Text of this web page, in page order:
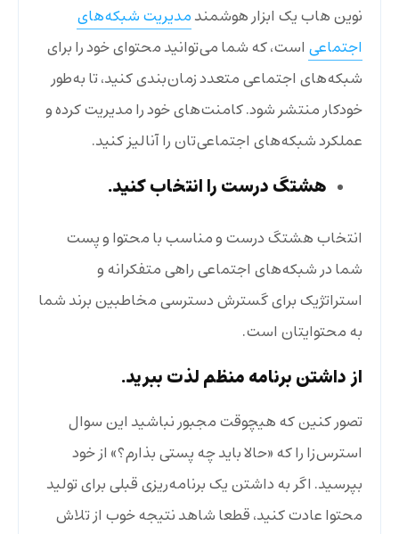
نوین هاب یک ابزار هوشمندمدیریت شبکه‌های
اجتماعی است، که شما می‌توانید محتوای خود را برای
شبکه‌های اجتماعی متعدد زمان‌بندی کنید، تا به‌طور
خودکار منتشر شود. کامنت‌های خود را مدیریت کرده و
عملکرد شبکه‌های اجتماعی‌تان را آنالیز کنید.
هشتگ درست را انتخاب کنید.
انتخاب هشتگ درست و مناسب با محتوا و پست
شما در شبکه‌های اجتماعی راهی متفکرانه و
استراتژیک برای گسترش دسترسی مخاطبین برند شما
به محتوایتان است.
از داشتن برنامه منظم لذت ببرید.
تصور کنین که هیچوقت مجبور نباشید این سوال
استرس‌زا را که «حالا باید چه پستی بذارم؟» از خود
بپرسید. اگر به داشتن یک برنامه‌ریزی قبلی برای تولید
محتوا عادت کنید، قطعا شاهد نتیجه خوب از تلاش